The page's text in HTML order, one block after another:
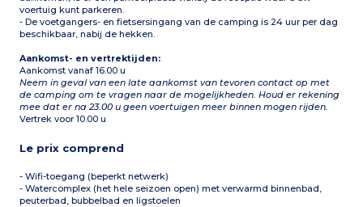
voertuig kunt parkeren.
- De voetgangers- en fietsersingang van de camping is 24 uur per dag
beschikbaar, nabij de hekken.
Aankomst- en vertrektijden:
Aankomst vanaf 16.00 u
Neem in geval van een late aankomst van tevoren contact op met
de camping om te vragen naar de mogelijkheden. Houd er rekening
mee dat er na 23.00 u geen voertuigen meer binnen mogen rijden.
Vertrek voor 10.00 u
Le prix comprend
- Wifi-toegang (beperkt netwerk)
- Watercomplex (het hele seizoen open) met verwarmd binnenbad,
peuterbad, bubbelbad en ligstoelen